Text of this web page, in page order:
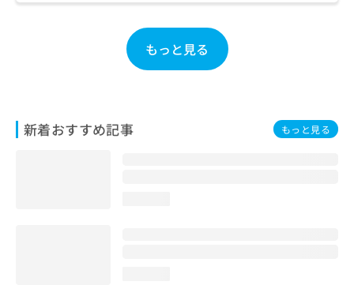
もっと見る
新着おすすめ記事 もっと見る
こ
ち